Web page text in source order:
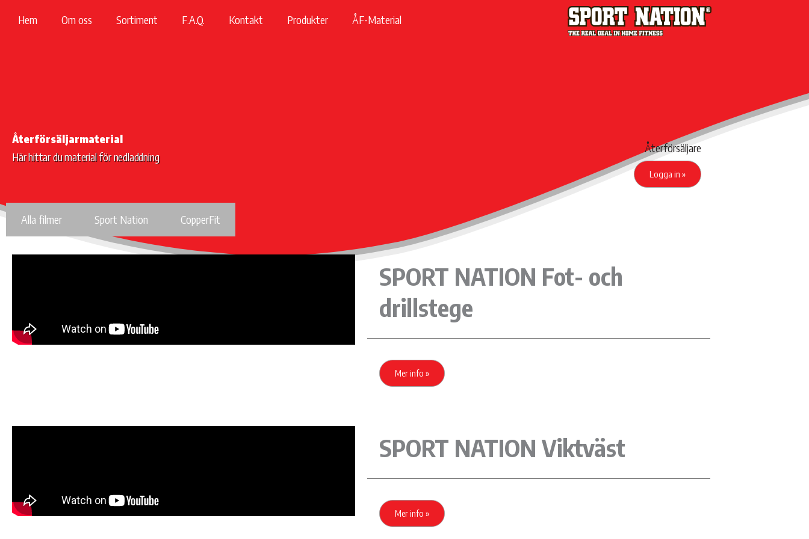
Hem Om oss Sortiment F.A.Q. Kontakt Produkter ÅF-Material
Återförsäljarmaterial
Här hittar du material för nedladdning
Återförsäljare
Logga in »
Alla filmer Sport Nation CopperFit
SPORT NATION Fot- och
drillstege
Mer info »
SPORT NATION Viktväst
Mer info »
SidaSida